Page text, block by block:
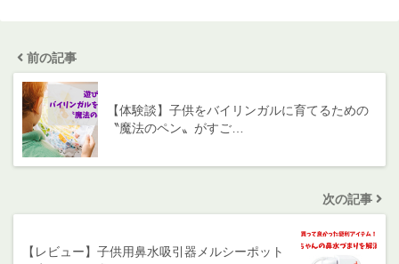
前の記事
【体験談】子供をバイリンガルに育てるための
〝魔法のペン〟がすご…
次の記事
【レビュー】子供用鼻水吸引器メルシーポット